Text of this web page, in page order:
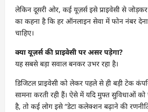
लेकिन दूसरी ओर, कई यूज़र्स इसे प्राइवेसी से
का कहना है कि हर ऑनलाइन सेवा में फोन नंबर देना
चाहिए।
क्या यूज़र्स की प्राइवेसी पर असर पड़ेगा?
यह सबसे बड़ा सवाल बनकर उभर रहा है।
डिजिटल प्राइवेसी को लेकर पहले से ही बड़ी टेक
सामना करती रही हैं। ऐसे में यदि मुफ्त सुविधाओं को
है, तो कई लोग इसे “डेटा कलेक्शन बढ़ाने की